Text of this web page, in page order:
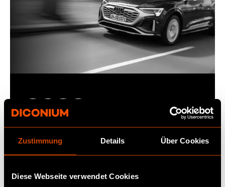
Zustimmung Details Über Cookies
Diese Webseite verwendet Cookies
IN-CAR COMMERCE